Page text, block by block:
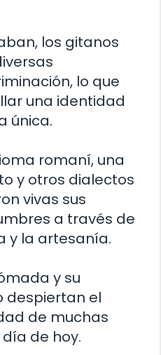
los gitanos
lo que
una identidad
única.
romaní, una
y otros dialectos
vivas sus
a través de
y la artesanía.
y su
despiertan el
de muchas
de hoy.